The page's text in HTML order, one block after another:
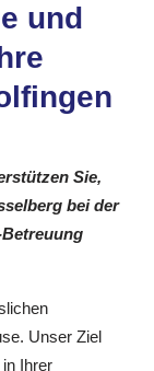
und
Sie,
bei der
Unser Ziel
Ihrer